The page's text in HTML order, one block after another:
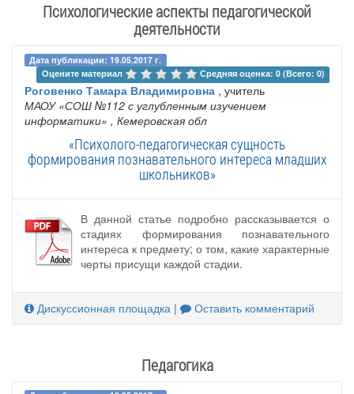
Психологические аспекты педагогической
деятельности
Дата публикации: 19.05.2017 г.
Оцените материал
Средняя оценка: 0 (Всего: 0)
Роговенко Тамара Владимировна , учитель
МАОУ «СОШ №112 с углубленным изучением
информатики» , Кемеровская обл
«Психолого-педагогическая сущность
формирования познавательного интереса младших
школьников»
В данной статье подробно рассказывается о
стадиях формирования познавательного
интереса к предмету; о том, какие характерные
черты присущи каждой стадии.
Дискуссионная площадка | Оставить комментарий
Педагогика